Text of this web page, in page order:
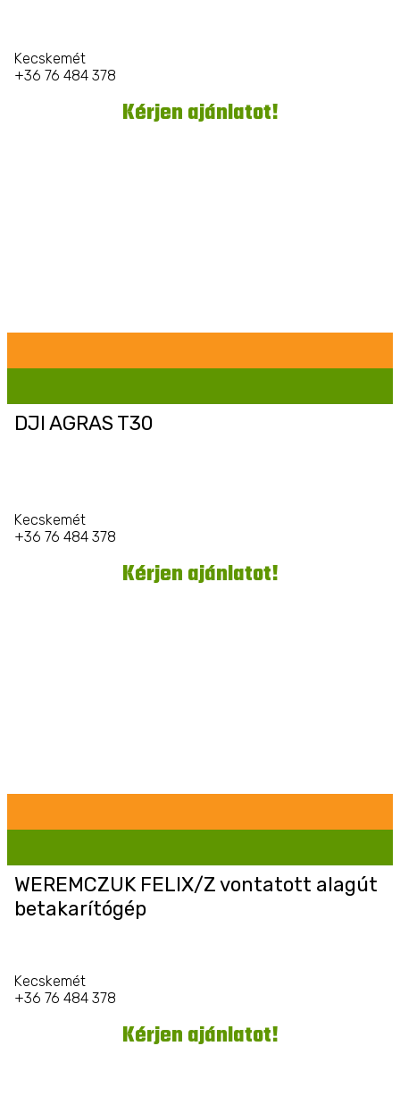
Kecskemét
+36 76 484 378
Kérjen ajánlatot!
DJI AGRAS T30
Kecskemét
+36 76 484 378
Kérjen ajánlatot!
WEREMCZUK FELIX/Z vontatott alagút
betakarítógép
Kecskemét
+36 76 484 378
Kérjen ajánlatot!